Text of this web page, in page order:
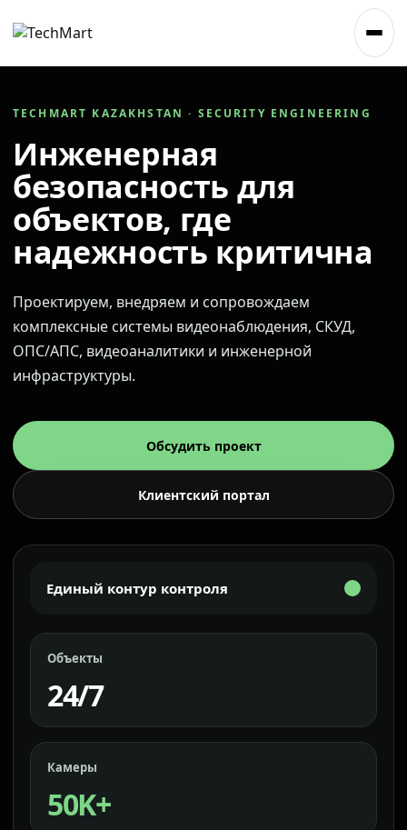
TECHMART KAZAKHSTAN · SECURITY ENGINEERING
Инженерная
безопасность для
объектов, где
надежность критична
Проектируем, внедряем и сопровождаем
комплексные системы видеонаблюдения, СКУД,
ОПС/АПС, видеоаналитики и инженерной
инфраструктуры.
Обсудить проект
Клиентский портал
Единый контур контроля
Объекты
24/7
Камеры
50K+